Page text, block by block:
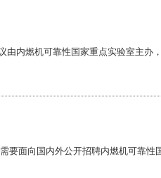
内燃机可靠性国家重点实验室主办
面向国内外公开招聘内燃机可靠性